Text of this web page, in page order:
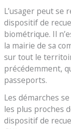
L’usager peut se
dispositif de
biométrique. Il
la mairie de sa
sur tout le
précédemment,
passeports.
Les démarches
les plus proches
dispositif de